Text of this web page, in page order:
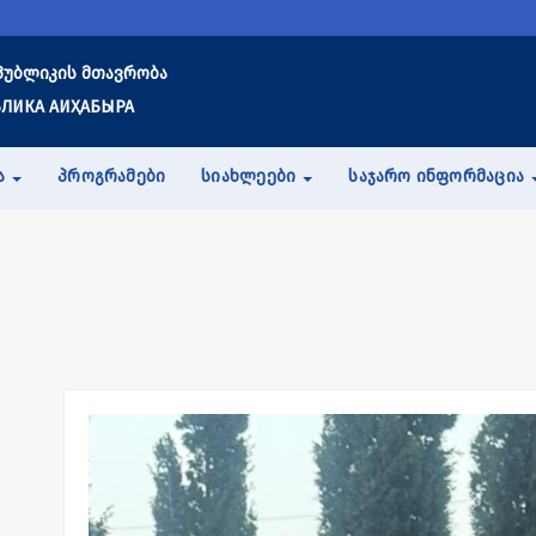
მთავრობა
АИҲАБЫРА
ᲞᲠᲝᲒᲠᲐᲛᲔᲑᲘ ᲡᲘᲐᲮᲚᲔᲔᲑᲘ ᲡᲐᲯᲐᲠᲝ ᲘᲜᲤᲝᲠᲛᲐᲪᲘᲐ